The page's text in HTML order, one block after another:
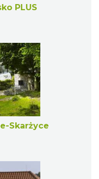
PLUS
Skarżyce